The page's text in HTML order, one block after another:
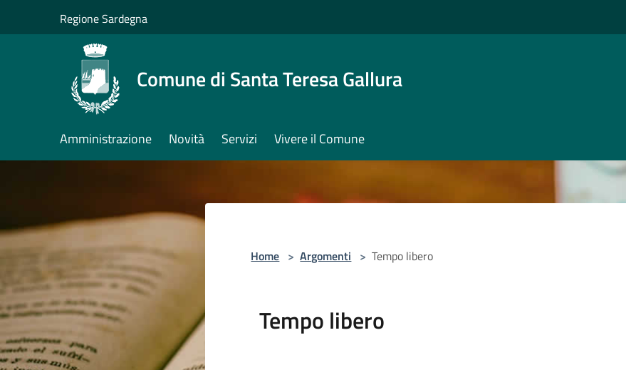
Regione Sardegna
Comune di Santa Teresa Gallura
Amministrazione Novità Servizi Vivere il Comune
Home > Argomenti > Tempo libero
Tempo libero